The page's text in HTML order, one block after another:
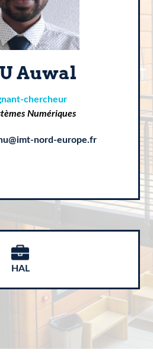
Auwal
chercheur
Numériques
nord-europe.fr
HAL